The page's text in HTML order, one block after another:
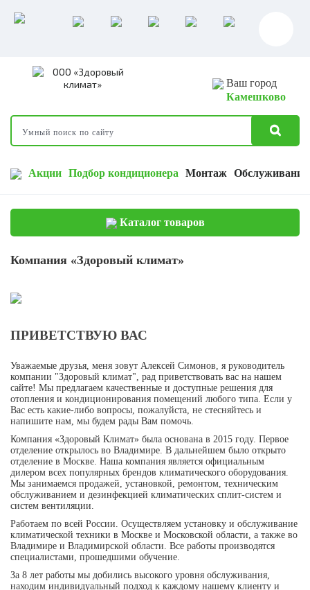
Ваш город
Камешково
Акции Подбор кондиционера Монтаж Обслуживание
Каталог товаров
Компания «Здоровый климат»
ПРИВЕТСТВУЮ ВАС
Уважаемые друзья, меня зовут Алексей Симонов, я руководитель
компании "Здоровый климат", рад приветствовать вас на нашем
сайте! Мы предлагаем качественные и доступные решения для
отопления и кондиционирования помещений любого типа. Если у
Вас есть какие-либо вопросы, пожалуйста, не стесняйтесь и
напишите нам, мы будем рады Вам помочь.
Компания «Здоровый Климат» была основана в 2015 году. Первое
отделение открылось во Владимире. В дальнейшем было открыто
отделение в Москве. Наша компания является официальным
дилером всех популярных брендов климатического оборудования.
Мы занимаемся продажей, установкой, ремонтом, техническим
обслуживанием и дезинфекцией климатических сплит-систем и
систем вентиляции.
Работаем по всей России. Осуществляем установку и обслуживание
климатической техники в Москве и Московской области, а также во
Владимире и Владимирской области. Все работы производятся
специалистами, прошедшими обучение.
За 8 лет работы мы добились высокого уровня обслуживания,
находим индивидуальный подход к каждому нашему клиенту и